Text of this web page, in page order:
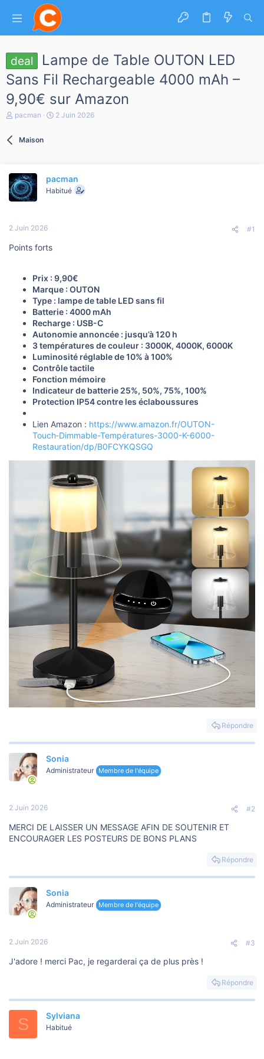
deal
Lampe de Table OUTON LED
Sans Fil Rechargeable 4000 mAh –
9,90€ sur Amazon
A
d
e
l
a
s
u
pacman
D
é
b
2 Juin 2026
Maison
pacman
Habitué
2 Juin 2026 #1
Points forts
Prix : 9,90€
Marque : OUTON
Type : lampe de table LED sans fil
Batterie : 4000 mAh
Recharge : USB-C
Autonomie annoncée : jusqu’à 120 h
3 températures de couleur : 3000K, 4000K, 6000K
Luminosité réglable de 10% à 100%
Contrôle tactile
Fonction mémoire
Indicateur de batterie 25%, 50%, 75%, 100%
Protection IP54 contre les éclaboussures
Lien Amazon : https://www.amazon.fr/OUTON-
Touch‑Dimmable-Températures-3000-K-6000-
Restauration/dp/B0FCYKQSGQ
Répondre
Sonia
Administrateur Membre de l'équipe
2 Juin 2026 #2
MERCI DE LAISSER UN MESSAGE AFIN DE SOUTENIR ET
ENCOURAGER LES POSTEURS DE BONS PLANS
Répondre
Sonia
Administrateur Membre de l'équipe
2 Juin 2026 #3
J'adore ! merci Pac, je regarderai ça de plus près !
Répondre
S Sylviana
Habitué